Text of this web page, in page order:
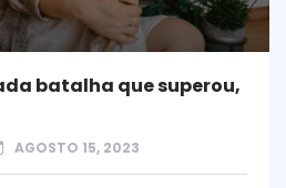
batalha que superou,
AGOSTO 15, 2023